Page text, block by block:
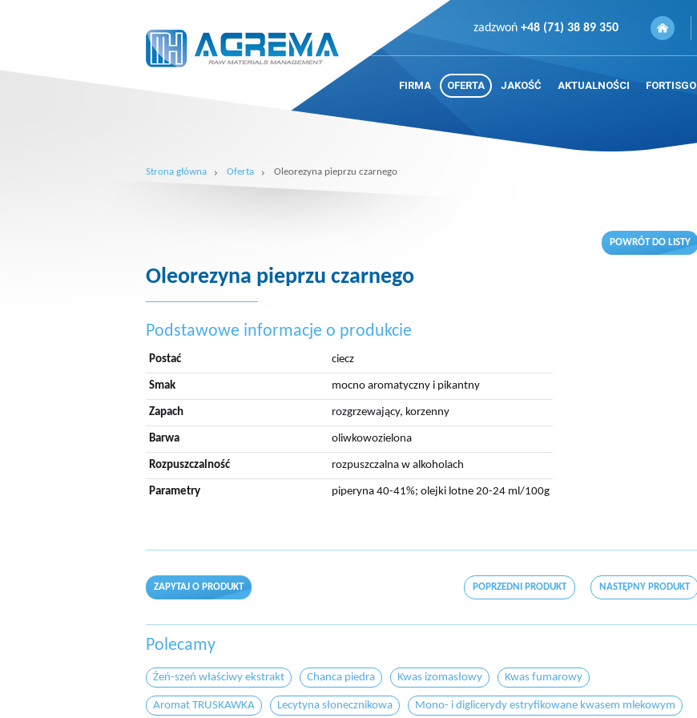
zadzwoń +48 (71) 38 89 350
FIRMA OFERTA JAKOŚĆ AKTUALNOŚCI FORTISGO
Strona główna Oferta Oleorezyna pieprzu czarnego
POWRÓT DO LISTY
Oleorezyna pieprzu czarnego
Podstawowe informacje o produkcie
Postać ciecz
Smak mocno aromatyczny i pikantny
Zapach rozgrzewający, korzenny
Barwa oliwkowozielona
Rozpuszczalność rozpuszczalna w alkoholach
Parametry piperyna 40-41%; olejki lotne 20-24 ml/100g
ZAPYTAJ O PRODUKT POPRZEDNI PRODUKT NASTĘPNY PRODUKT
Polecamy
Żeń-szeń właściwy ekstrakt Chanca piedra Kwas izomasłowy Kwas fumarowy
Aromat TRUSKAWKA Lecytyna słonecznikowa Mono- i diglicerydy estryfikowane kwasem mlekowym